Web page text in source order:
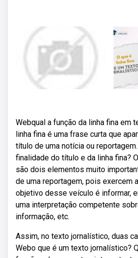
Webqual a função da linha fina em
linha fina é uma frase curta que
título de uma notícia ou
finalidade do título e da linha fina?
são dois elementos muito
de uma reportagem, pois exercem
objetivo desse veículo é informar,
uma interpretação competente
informação, etc.
Assim, no texto jornalístico, duas
Webo que é um texto jornalístico?